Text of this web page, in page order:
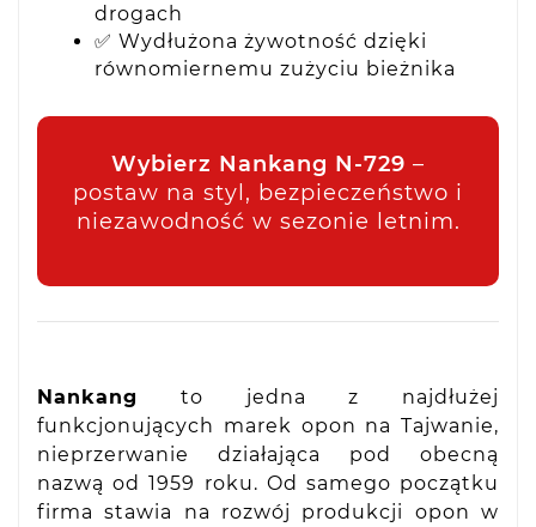
drogach
✅ Wydłużona żywotność dzięki
równomiernemu zużyciu bieżnika
Wybierz Nankang N-729 –
postaw na styl, bezpieczeństwo i
niezawodność w sezonie letnim.
Nankang
to jedna z najdłużej
funkcjonujących marek opon na Tajwanie,
nieprzerwanie działająca pod obecną
nazwą od 1959 roku. Od samego początku
firma stawia na rozwój produkcji opon w